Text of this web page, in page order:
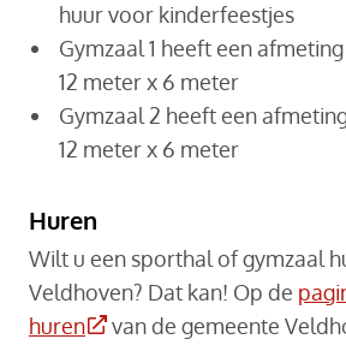
huur voor kinderfeestjes
Gymzaal 1 heeft een
12 meter x 6 meter
Gymzaal 2 heeft een
12 meter x 6 meter
Huren
Wilt u een sporthal of gymzaal
Veldhoven? Dat kan! Op de
huren(Deze link gaat naar een
van de gemeente